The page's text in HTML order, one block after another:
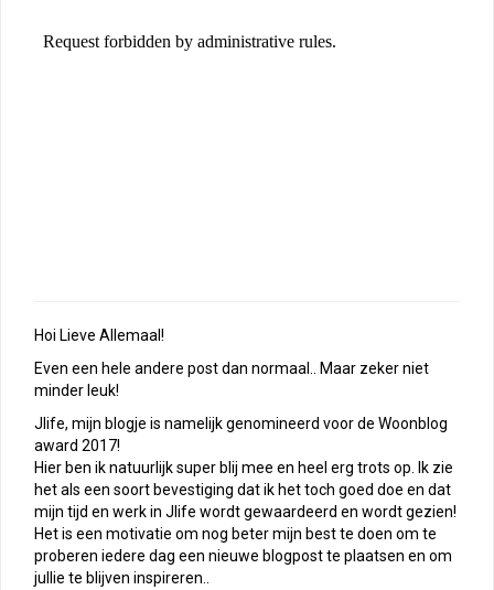
Hoi Lieve Allemaal!
Even een hele andere post dan normaal.. Maar zeker niet
minder leuk!
Jlife, mijn blogje is namelijk genomineerd voor de Woonblog
award 2017!
Hier ben ik natuurlijk super blij mee en heel erg trots op. Ik zie
het als een soort bevestiging dat ik het toch goed doe en dat
mijn tijd en werk in Jlife wordt gewaardeerd en wordt gezien!
Het is een motivatie om nog beter mijn best te doen om te
proberen iedere dag een nieuwe blogpost te plaatsen en om
jullie te blijven inspireren..